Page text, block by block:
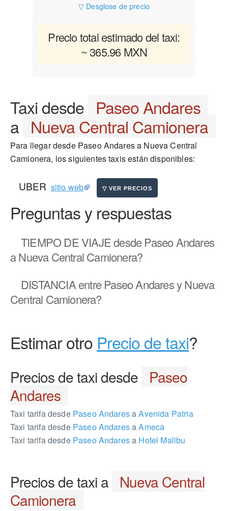
▽ Desglose de precio
Precio total estimado del taxi:
~ 365.96 MXN
Taxi desde Paseo Andares
a Nueva Central Camionera
Para llegar desde Paseo Andares a Nueva Central
Camionera, los siguientes taxis están disponibles:
UBER sitio web
Preguntas y respuestas
TIEMPO DE VIAJEdesde Paseo Andares
a Nueva Central Camionera?
DISTANCIAentre Paseo Andares y Nueva
Central Camionera?
Estimar otro Precio de taxi?
Precios de taxi desde Paseo
Andares
Taxi tarifa desdePaseo AndaresaAvenida Patria
Taxi tarifa desdePaseo AndaresaAmeca
Taxi tarifa desdePaseo Andaresa Hotel Malibu
Precios de taxi a Nueva Central
Camionera